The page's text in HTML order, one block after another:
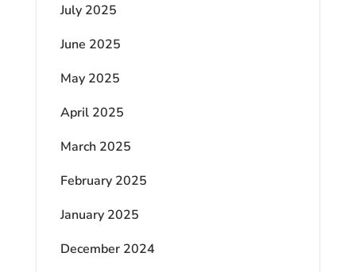
July 2025
June 2025
May 2025
April 2025
March 2025
February 2025
January 2025
December 2024